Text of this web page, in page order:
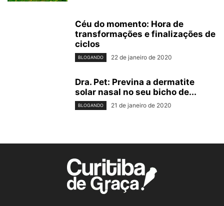
Céu do momento: Hora de
transformações e finalizações de
ciclos
BLOGANDO 22 de janeiro de 2020
Dra. Pet: Previna a dermatite
solar nasal no seu bicho de...
BLOGANDO 21 de janeiro de 2020